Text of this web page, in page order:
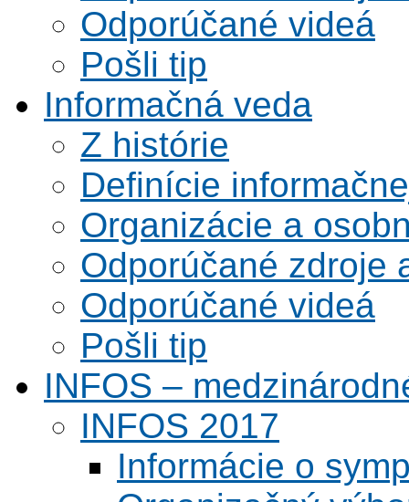
Odporúčané videá
Pošli tip
Informačná veda
Z histórie
Definície
Organizácie a
Odporúčané zdroje
Odporúčané videá
Pošli tip
INFOS –
INFOS 2017
Informácie o